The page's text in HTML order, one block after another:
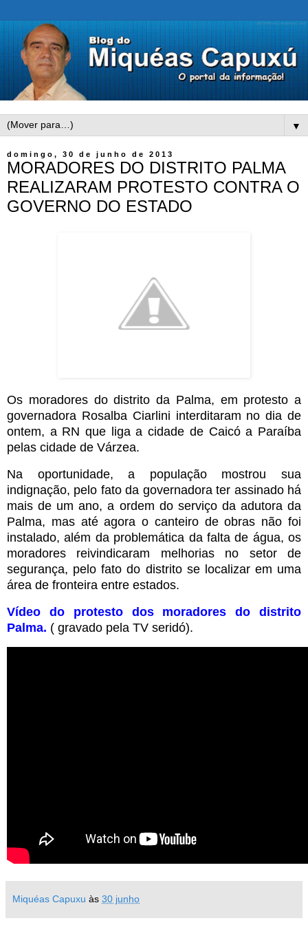
▼
domingo, 30 de junho de 2013
MORADORES DO DISTRITO PALMA
REALIZARAM PROTESTO CONTRA O
GOVERNO DO ESTADO
Os moradores do distrito da Palma, em protesto a
governadora Rosalba Ciarlini interditaram no dia de
ontem, a RN que liga a cidade de Caicó a Paraíba
pelas cidade de Várzea.
Na oportunidade, a população mostrou sua
indignação, pelo fato da governadora ter assinado há
mais de um ano, a ordem do serviço da adutora da
Palma, mas até agora o canteiro de obras não foi
instalado, além da problemática da falta de água, os
moradores reivindicaram melhorias no setor de
segurança, pelo fato do distrito se localizar em uma
área de fronteira entre estados.
Vídeo do protesto dos moradores do distrito
Palma. ( gravado pela TV seridó).
Miquéas Capuxu às 30 junho